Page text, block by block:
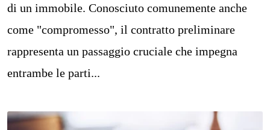
di un immobile. Conosciuto comunemente anche
come "compromesso", il contratto preliminare
rappresenta un passaggio cruciale che impegna
entrambe le parti...